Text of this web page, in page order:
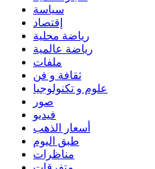
سياسة
إقتصاد
رياضة محلية
رياضة عالمية
ملفات
ثقافة و فن
علوم و تكنولوجيا
صور
فيديو
أسعار الذهب
طبق اليوم
مناظرات